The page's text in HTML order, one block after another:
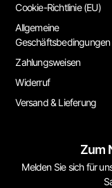
Cookie-Richtlinie (EU)
Allgemeine
Geschäftsbedingungen
Zahlungsweisen
Widerruf
Versand & Lieferung
Zum
Melden Sie sich für